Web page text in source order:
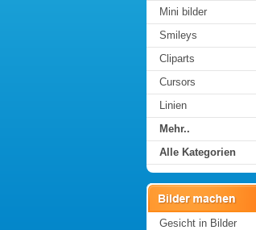
Mini bilder
Smileys
Cliparts
Cursors
Linien
Mehr..
Alle Kategorien
Gesicht in Bilder